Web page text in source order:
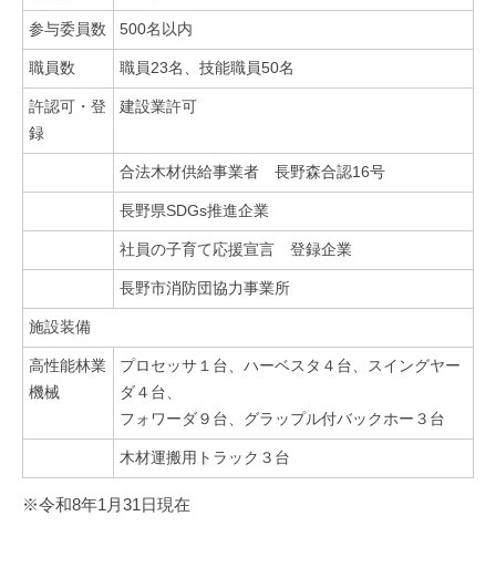
参与委員数 500名以内
職員数 職員23名、技能職員50名
許認可・登
録
建設業許可
合法木材供給事業者 長野森合認16号
長野県SDGs推進企業
社員の子育て応援宣言 登録企業
長野市消防団協力事業所
施設装備
高性能林業
機械
プロセッサ１台、ハーベスタ４台、スイングヤー
ダ４台、
フォワーダ９台、グラップル付バックホー３台
木材運搬用トラック３台
※令和8年1月31日現在